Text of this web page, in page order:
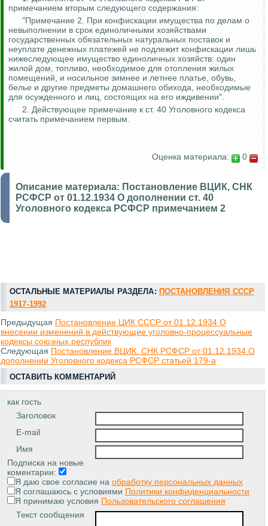
примечанием вторым следующего содержания:
"Примечание 2. При конфискации имущества по делам о
невыполнении в срок единоличными хозяйствами
государственных обязательных натуральных поставок и
неуплате денежных платежей не подлежит конфискации лишь
нижеследующее имущество единоличных хозяйств: один
жилой дом, топливо, необходимое для отопления жилых
помещений, и носильное зимнее и летнее платье, обувь,
белье и другие предметы домашнего обихода, необходимые
для осужденного и лиц, состоящих на его иждивении".
2. Действующее примечание к ст. 40 Уголовного кодекса
считать примечанием первым.
Оценка материала: 0
Описание материала: Постановление ВЦИК, СНК
РСФСР от 01.12.1934 О дополнении ст. 40
Уголовного кодекса РСФСР примечанием 2
ОСТАЛЬНЫЕ МАТЕРИАЛЫ РАЗДЕЛА: ПОСТАНОВЛЕНИЯ СССР
1917-1992
Предыдущая Постановление ЦИК СССР от 01.12.1934 О
внесении изменений в действующие уголовно-процессуальные
кодексы союзных республик
Следующая Постановление ВЦИК. СНК РСФСР от 01.12.1934 О
дополнении Уголовного кодекса РСФСР статьей 179-а
ОСТАВИТЬ КОММЕНТАРИЙ
как гость
Заголовок
E-mail
Имя
Подписка на новые
коментарии:
Я даю свое согласие на обработку персональных данных
Я соглашаюсь с условиями Политики конфиденциальности
Я принимаю условия Пользовательского соглашения
Текст сообщения